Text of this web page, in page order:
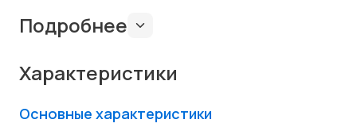
Подробнее
Характеристики
Основные характеристики